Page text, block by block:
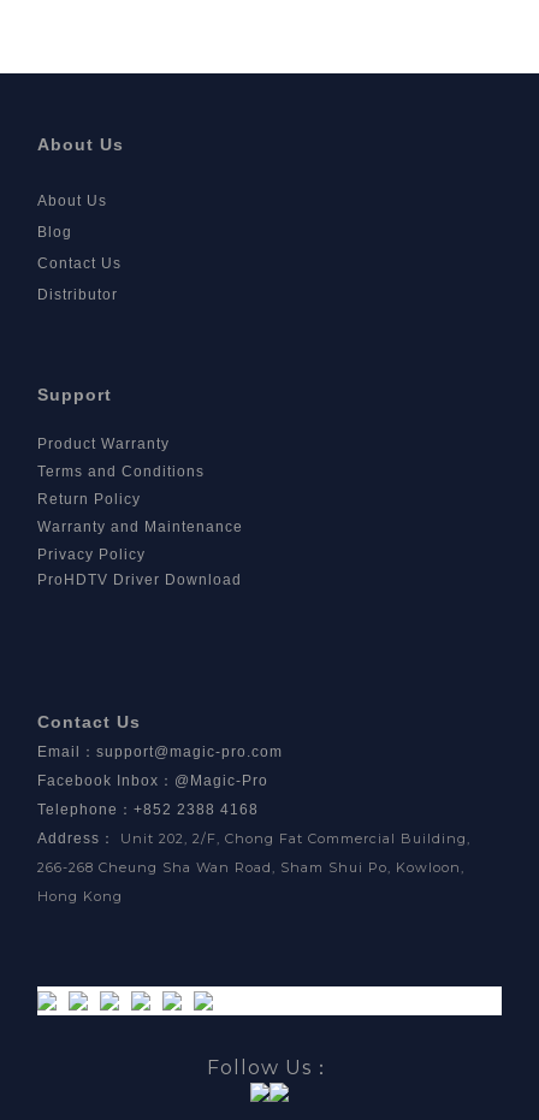
About Us
About Us
Blog
Contact Us
Distributor
Support
Product Warranty
Terms and Conditions
Return Policy
Warranty and Maintenance
Privacy Policy
ProHDTV Driver Download
Contact Us
Email ： support@magic-pro.com
Facebook Inbox ： @Magic-Pro
Telephone：+852 2388 4168
Address ：
Unit 202, 2/F, Chong Fat Commercial Building,
266-268 Cheung Sha Wan Road, Sham Shui Po, Kowloon,
Hong Kong
Follow Us：